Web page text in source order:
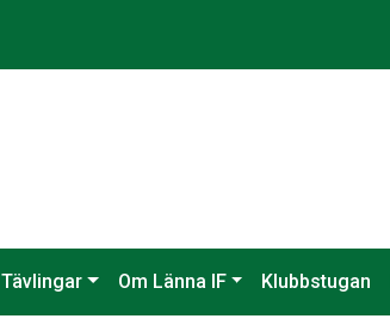
Tävlingar Om Länna IF Klubbstugan